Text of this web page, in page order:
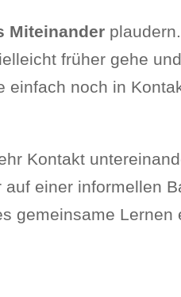
Miteinander
früher gehe
einfach noch in
Kontakt
einer informellen
gemeinsame Lernen